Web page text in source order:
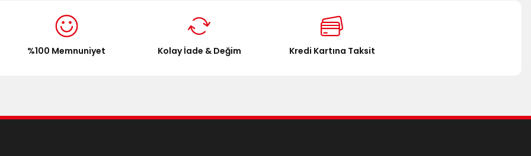
%100 Memnuniyet Kolay İade & Değim Kredi Kartına Taksit